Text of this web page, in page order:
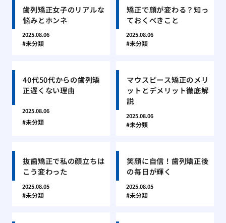
歯列矯正女子のリアルな
悩みとホンネ
2025.08.06
未分類
矯正で顔が変わる？知っ
ておくべきこと
2025.08.06
未分類
40代50代からの歯列矯
正遅くない理由
2025.08.06
未分類
マウスピース矯正のメリ
ットとデメリット徹底解
説
2025.08.06
未分類
抜歯矯正で私の顔立ちは
こう変わった
2025.08.05
未分類
笑顔に自信！歯列矯正後
の毎日が輝く
2025.08.05
未分類